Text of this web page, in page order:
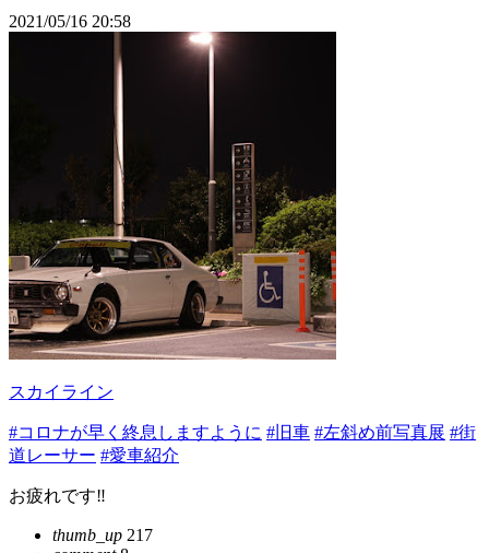
2021/05/16 20:58
スカイライン
#コロナが早く終息しますように #旧車 #左斜め前写真展 #街
道レーサー #愛車紹介
お疲れです‼️
thumb_up 217